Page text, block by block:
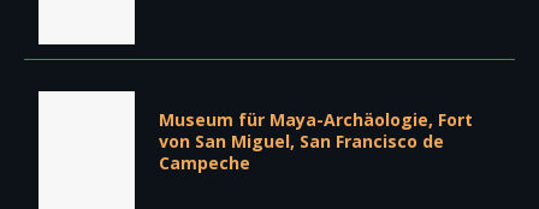
Museum für Maya-Archäologie, Fort
von San Miguel, San Francisco de
Campeche